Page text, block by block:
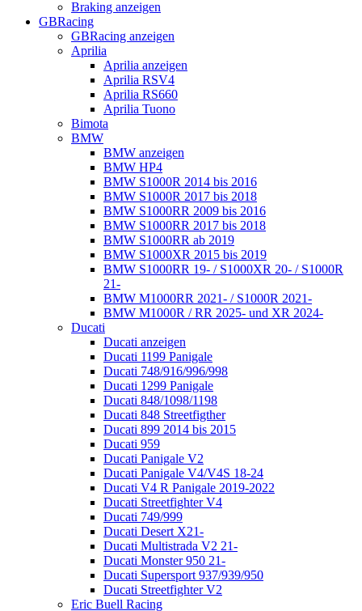
Braking anzeigen
GBRacing
GBRacing anzeigen
Aprilia
Aprilia anzeigen
Aprilia RSV4
Aprilia RS660
Aprilia Tuono
Bimota
BMW
BMW anzeigen
BMW HP4
BMW S1000R 2014 bis 2016
BMW S1000R 2017 bis 2018
BMW S1000RR 2009 bis 2016
BMW S1000RR 2017 bis 2018
BMW S1000RR ab 2019
BMW S1000XR 2015 bis 2019
BMW S1000RR 19- / S1000XR 20- / S1000R
21-
BMW M1000RR 2021- / S1000R 2021-
BMW M1000R / RR 2025- und XR 2024-
Ducati
Ducati anzeigen
Ducati 1199 Panigale
Ducati 748/916/996/998
Ducati 1299 Panigale
Ducati 848/1098/1198
Ducati 848 Streetfigther
Ducati 899 2014 bis 2015
Ducati 959
Ducati Panigale V2
Ducati Panigale V4/V4S 18-24
Ducati V4 R Panigale 2019-2022
Ducati Streetfighter V4
Ducati 749/999
Ducati Desert X21-
Ducati Multistrada V2 21-
Ducati Monster 950 21-
Ducati Supersport 937/939/950
Ducati Streetfighter V2
Eric Buell Racing